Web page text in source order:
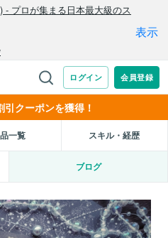
クーポンを獲得！
一覧 スキル・経歴
ブログ